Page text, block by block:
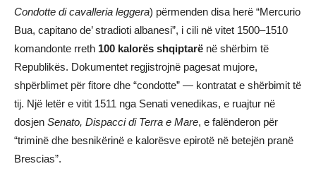
Condotte di cavalleria leggera) përmenden disa herë “Mercurio
Bua, capitano de’ stradioti albanesi”, i cili në vitet 1500–1510
komandonte rreth 100 kalorës shqiptarë në shërbim të
Republikës. Dokumentet regjistrojnë pagesat mujore,
shpërblimet për fitore dhe “condotte” — kontratat e shërbimit të
tij. Një letër e vitit 1511 nga Senati venedikas, e ruajtur në
dosjen Senato, Dispacci di Terra e Mare, e falënderon për
“triminë dhe besnikërinë e kalorësve epirotë në betejën pranë
Brescias”.